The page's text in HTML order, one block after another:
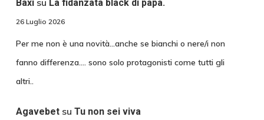
Baxi La fidanzata black di papa.
26 Luglio 2026
Per me non è una novità...anche se bianchi o nere/i non
fanno differenza.... sono solo protagonisti come tutti gli
altri..
Agavebetsu Tu non sei viva